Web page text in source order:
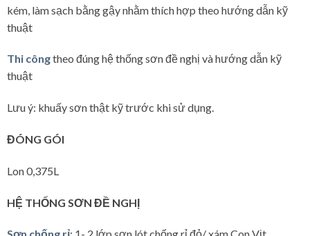
kém, làm sạch bằng gậy nhằm thích hợp theo hướng dẫn kỹ
thuật
Thi côngtheo đúng hệ thống sơn đề nghị và hướng dẫn kỹ
thuật
Lưu ý: khuấy sơn thật kỹ trước khi sử dụng.
ĐÓNG GÓI
Lon 0,375L
HỆ THỐNG SƠN ĐỀ NGHỊ